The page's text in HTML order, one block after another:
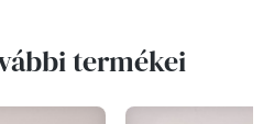
termékei